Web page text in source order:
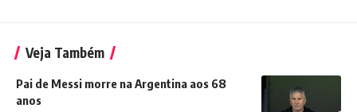
Veja Também
Pai de Messi morre na Argentina aos 68
anos